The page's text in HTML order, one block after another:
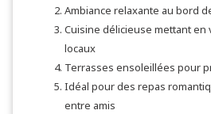
Ambiance relaxante au bord
Cuisine délicieuse mettant en
locaux
Terrasses ensoleillées pour
Idéal pour des repas
entre amis